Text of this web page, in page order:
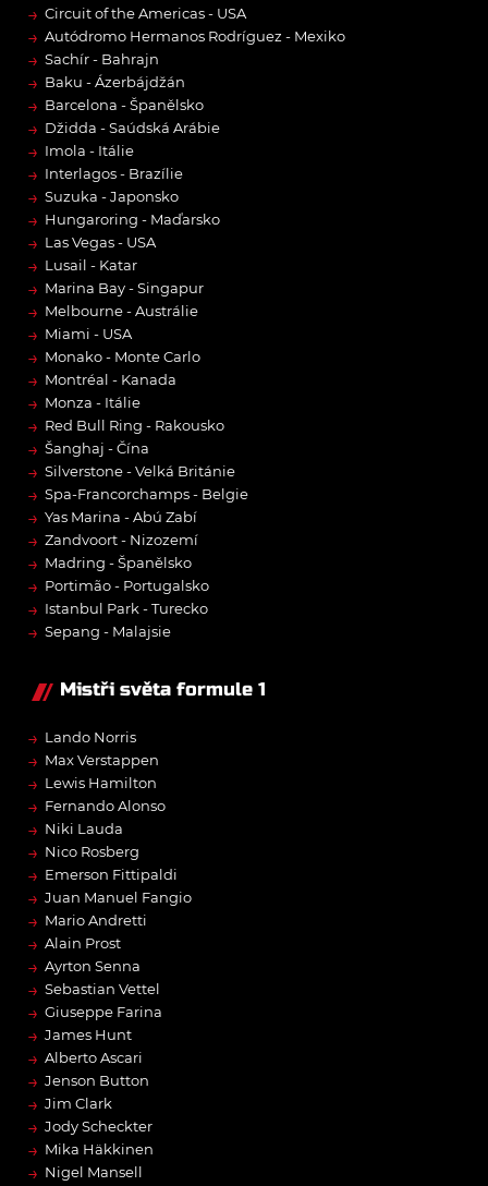
→ Circuit of the Americas - USA
→ Autódromo Hermanos Rodríguez - Mexiko
→ Sachír - Bahrajn
→ Baku - Ázerbájdžán
→ Barcelona - Španělsko
→ Džidda - Saúdská Arábie
→ Imola - Itálie
→ Interlagos - Brazílie
→ Suzuka - Japonsko
→ Hungaroring - Maďarsko
→ Las Vegas - USA
→ Lusail - Katar
→ Marina Bay - Singapur
→ Melbourne - Austrálie
→ Miami - USA
→ Monako - Monte Carlo
→ Montréal - Kanada
→ Monza - Itálie
→ Red Bull Ring - Rakousko
→ Šanghaj - Čína
→ Silverstone - Velká Británie
→ Spa-Francorchamps - Belgie
→ Yas Marina - Abú Zabí
→ Zandvoort - Nizozemí
→ Madring - Španělsko
→ Portimão - Portugalsko
→ Istanbul Park - Turecko
→ Sepang - Malajsie
Mistři světa formule 1
→ Lando Norris
→ Max Verstappen
→ Lewis Hamilton
→ Fernando Alonso
→ Niki Lauda
→ Nico Rosberg
→ Emerson Fittipaldi
→ Juan Manuel Fangio
→ Mario Andretti
→ Alain Prost
→ Ayrton Senna
→ Sebastian Vettel
→ Giuseppe Farina
→ James Hunt
→ Alberto Ascari
→ Jenson Button
→ Jim Clark
→ Jody Scheckter
→ Mika Häkkinen
→ Nigel Mansell